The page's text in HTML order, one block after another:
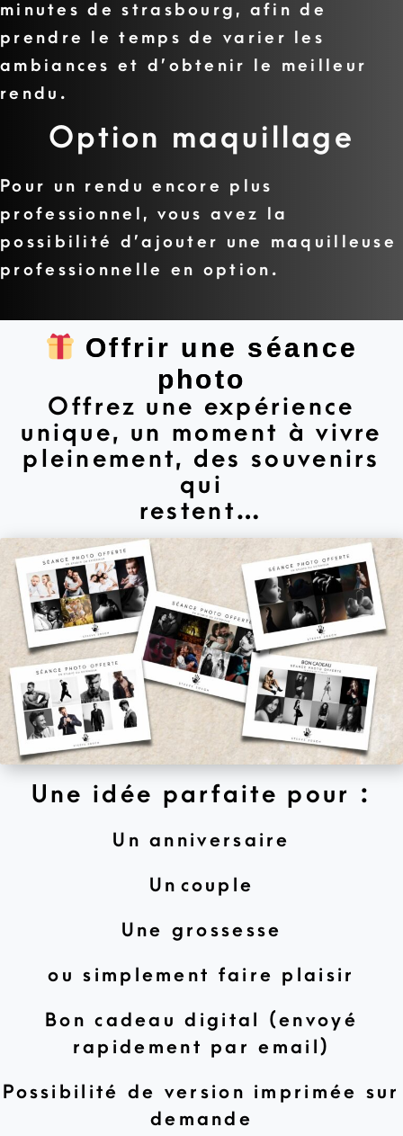
minutes de strasbourg, afin de
prendre le temps de varier les
ambiances et d’obtenir le meilleur
rendu.
Option maquillage
Pour un rendu encore plus
professionnel, vous avez la
possibilité d’ajouter une maquilleuse
professionnelle en option.
Offrir une séance
photo
Offrez une expérience
unique, un moment à vivre
pleinement, des souvenirs
qui
restent…
Une idée parfaite pour :
Un anniversaire
Un couple
Une grossesse
ou simplement faire plaisir
Bon cadeau digital (envoyé
rapidement par email)
Possibilité de version imprimée sur
demande